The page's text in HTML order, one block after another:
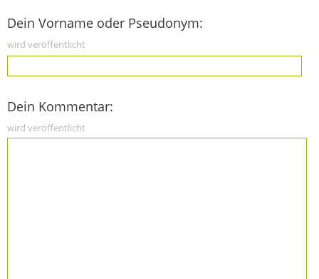
Dein Vorname oder Pseudonym:
wird veröffentlicht
Dein Kommentar:
wird veröffentlicht